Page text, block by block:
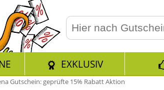
EXKLUSIV
Gutschein: geprüfte 15% Rabatt Aktion